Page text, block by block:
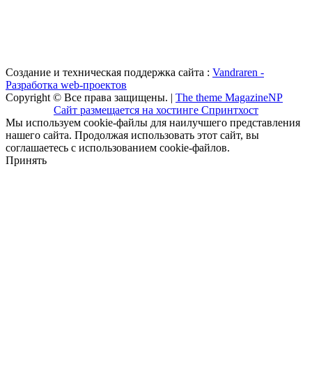
Создание и техническая поддержка сайта : Vandraren -
Разработка web-проектов
Copyright © Все права защищены. | The theme MagazineNP
Сайт размещается на хостинге Спринтхост
Мы используем cookie-файлы для наилучшего представления
нашего сайта. Продолжая использовать этот сайт, вы
соглашаетесь с использованием cookie-файлов.
Принять